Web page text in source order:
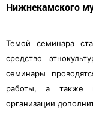
Нижнекамского
Темой семинара
средство
семинары
работы, а также
организации